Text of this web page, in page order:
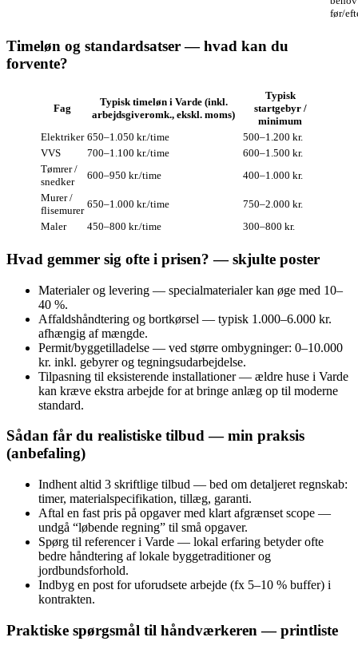
før/
Timeløn og standardsatser — hvad kan du
forvente?
Fag
Typisk timeløn i Varde (inkl.
arbejdsgiveromk., ekskl. moms)
Typisk
startgebyr /
minimum
Elektriker 650–1.050 kr./time
500–1.200 kr.
VVS
700–1.100 kr./time
600–1.500 kr.
Tømrer /
snedker
600–950 kr./time
400–1.000 kr.
Murer /
flisemurer
650–1.000 kr./time
750–2.000 kr.
Maler
450–800 kr./time 300–800 kr.
Hvad gemmer sig ofte i prisen? — skjulte poster
Materialer og levering — specialmaterialer kan øge med 10–
40 %.
Affaldshåndtering og bortkørsel — typisk 1.000–6.000 kr.
afhængig af mængde.
Permit/byggetilladelse — ved større ombygninger: 0–10.000
kr. inkl. gebyrer og tegningsudarbejdelse.
Tilpasning til eksisterende installationer — ældre huse i Varde
kan kræve ekstra arbejde for at bringe anlæg op til moderne
standard.
Sådan får du realistiske tilbud — min praksis
(anbefaling)
Indhent altid 3 skriftlige tilbud — bed om detaljeret regnskab:
timer, materialspecifikation, tillæg, garanti.
Aftal en fast pris på opgaver med klart afgrænset scope —
undgå “løbende regning” til små opgaver.
Spørg til referencer i Varde — lokal erfaring betyder ofte
bedre håndtering af lokale byggetraditioner og
jordbundsforhold.
Indbyg en post for uforudsete arbejde (fx 5–10 % buffer) i
kontrakten.
Praktiske spørgsmål til håndværkeren — printliste